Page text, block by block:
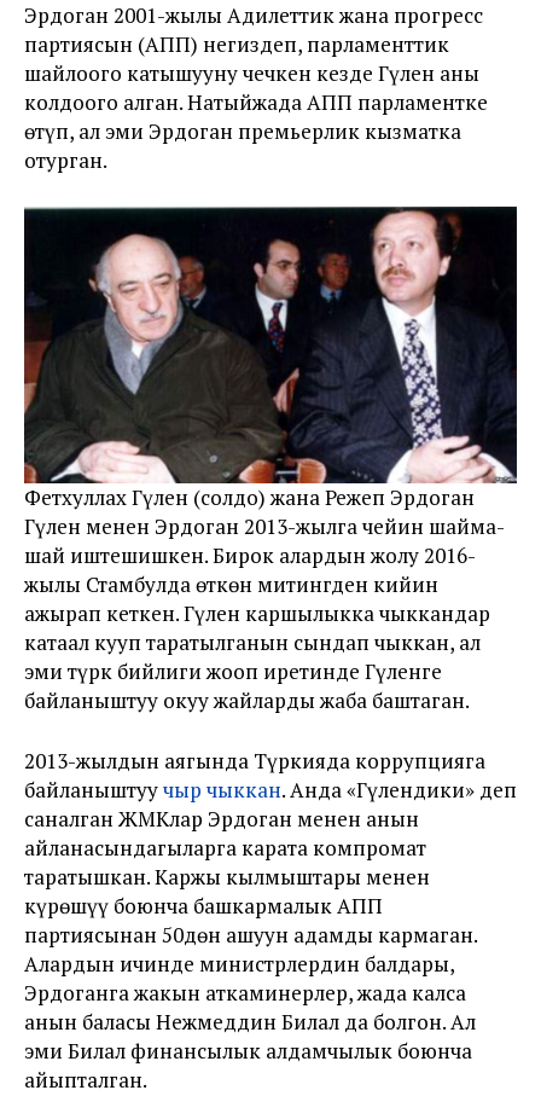
Эрдоган 2001-жылы Адилеттик жана прогресс
партиясын (АПП) негиздеп, парламенттик
шайлоого катышууну чечкен кезде Гүлен аны
колдоого алган. Натыйжада АПП парламентке
өтүп, ал эми Эрдоган премьерлик кызматка
отурган.
Фетхуллах Гүлен (солдо) жана Режеп Эрдоган
Гүлен менен Эрдоган 2013-жылга чейин шайма-
шай иштешишкен. Бирок алардын жолу 2016-
жылы Стамбулда өткөн митингден кийин
ажырап кеткен. Гүлен каршылыкка чыккандар
катаал кууп таратылганын сындап чыккан, ал
эми түрк бийлиги жооп иретинде Гүленге
байланыштуу окуу жайларды жаба баштаган.
2013-жылдын аягында Түркияда коррупцияга
байланыштуучыр чыккан. Анда «Гүлендики» деп
саналган ЖМКлар Эрдоган менен анын
айланасындагыларга карата компромат
таратышкан. Каржы кылмыштары менен
күрөшүү боюнча башкармалык АПП
партиясынан 50дөн ашуун адамды кармаган.
Алардын ичинде министрлердин балдары,
Эрдоганга жакын аткаминерлер, жада калса
анын баласы Нежмеддин Билал да болгон. Ал
эми Билал финансылык алдамчылык боюнча
айыпталган.